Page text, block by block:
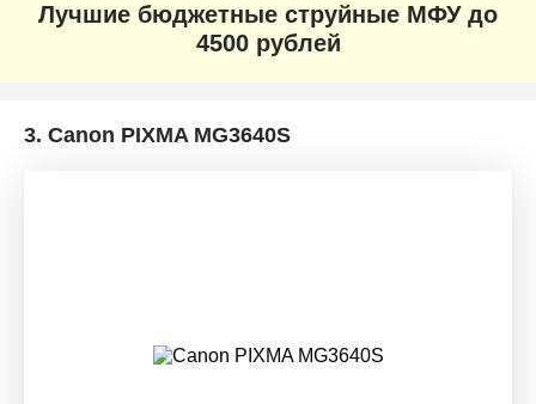
Лучшие бюджетные струйные МФУ до
4500 рублей
3. Canon PIXMA MG3640S